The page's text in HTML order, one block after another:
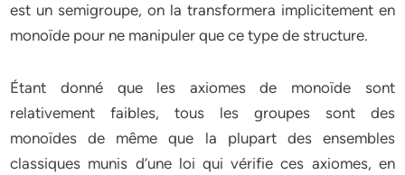
est un semigroupe, on la transformera implicitement en
monoïde pour ne manipuler que ce type de structure.
Étant donné que les axiomes de monoïde sont
relativement faibles, tous les groupes sont des
monoïdes de même que la plupart des ensembles
classiques munis d’une loi qui vérifie ces axiomes, en